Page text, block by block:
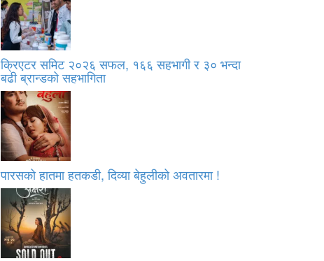
क्रिएटर समिट २०२६ सफल, १६६ सहभागी र ३० भन्दा
बढी ब्रान्डको सहभागिता
पारसको हातमा हतकडी, दिव्या बेहुलीको अवतारमा !